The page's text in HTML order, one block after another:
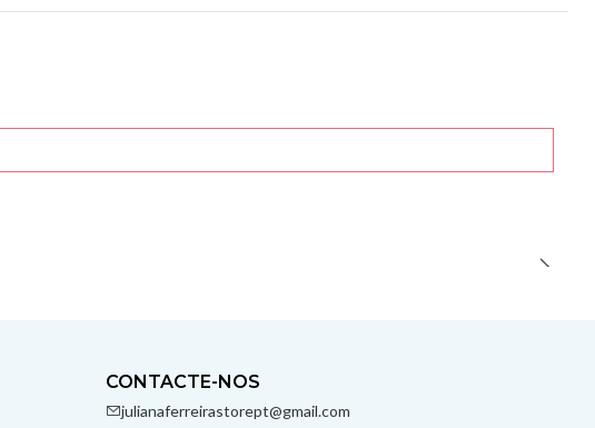
CONTACTE-NOS
julianaferreirastorept@gmail.com